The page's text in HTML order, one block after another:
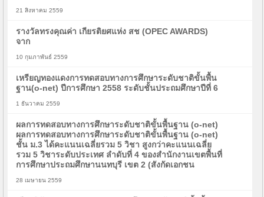
21 สิงหาคม 2559
รางวัลทรงคุณค่า เกียรติยศแห่ง สช (OPEC AWARDS)
จาก
10 กุมภาพันธ์ 2559
เหรียญทองแดงการทดสอบทางการศึกษาระดับชาติขั้นพื้น
ฐาน(o-net) ปีการศึกษา 2558 ระดับชั้นประถมศึกษาปีที่ 6
1 ธันวาคม 2559
ผลการทดสอบทางการศึกษาระดับชาติขั้นพื้นฐาน (o-net)
ผลการทดสอบทางการศึกษาระดับชาติขั้นพื้นฐาน (o-net)
ชั้น ม.3 ได้คะแนนเฉลี่ยรวม 5 วิชา สูงกว่าคะแนนเฉลี่ย
รวม 5 วิชาระดับประเทศ ลำดับที่ 4 ของสำนักงานเขตพื้นที่
การศึกษาประถมศึกษานนทบุรี เขต 2 (สังกัดเอกชน
28 เมษายน 2559